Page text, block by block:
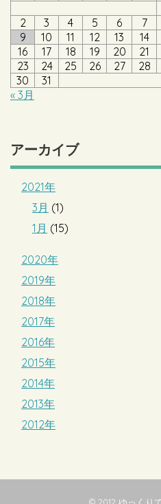
2
3 4 5 6 7
9
10 11 12 13 14
16
17 18 19 20 21
23
24 25 26 27 28
30
31
« 3月
アーカイブ
2021年
3月 (1)
1月 (15)
2020年
2019年
2018年
2017年
2016年
2015年
2014年
2013年
2012年